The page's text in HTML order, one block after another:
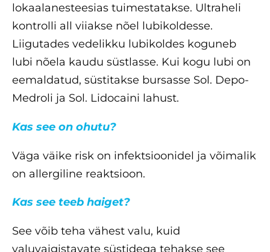
lokaalanesteesias tuimestatakse. Ultraheli
kontrolli all viiakse nõel lubikoldesse.
Liigutades vedelikku lubikoldes koguneb
lubi nõela kaudu süstlasse. Kui kogu lubi on
eemaldatud, süstitakse bursasse Sol. Depo-
Medroli ja Sol. Lidocaini lahust.
Kas see on ohutu?
Väga väike risk on infektsioonidel ja võimalik
on allergiline reaktsioon.
Kas see teeb haiget?
See võib teha vähest valu, kuid
valuvaigistavate süstidega tehakse see